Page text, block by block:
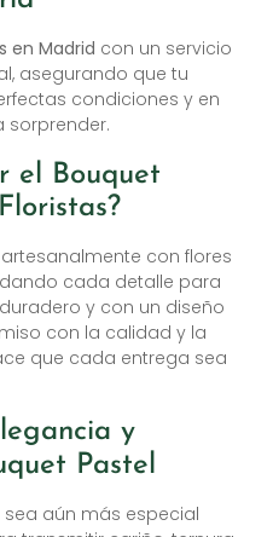
en Madrid con un servicio
asegurando que tu
condiciones y en
el Bouquet
con flores
cada detalle para
y con un diseño
con la calidad y la
que cada entrega sea
y
Pastel
aún más especial